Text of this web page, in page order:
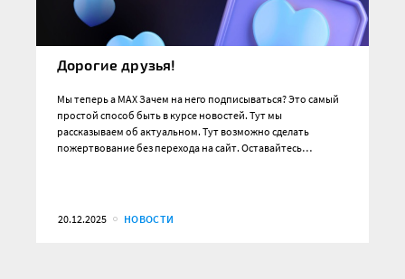
Дорогие друзья!
Мы теперь а MAX Зачем на него подписываться? Это самый
простой способ быть в курсе новостей. Тут мы
рассказываем об актуальном. Тут возможно сделать
пожертвование без перехода на сайт. Оставайтесь…
20.12.2025 НОВОСТИ